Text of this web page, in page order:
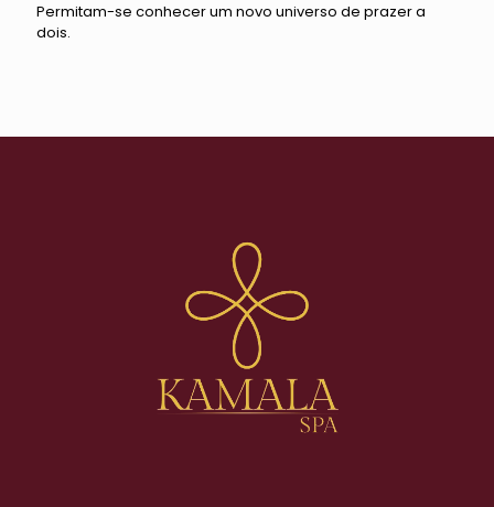
Permitam-se conhecer um novo universo de prazer a
dois.